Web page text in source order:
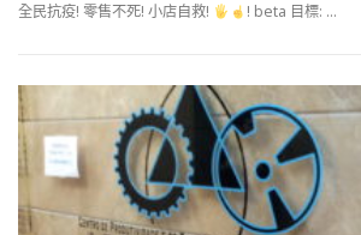
全民抗疫! 零售不死! 小店自救! ! beta 目標: …